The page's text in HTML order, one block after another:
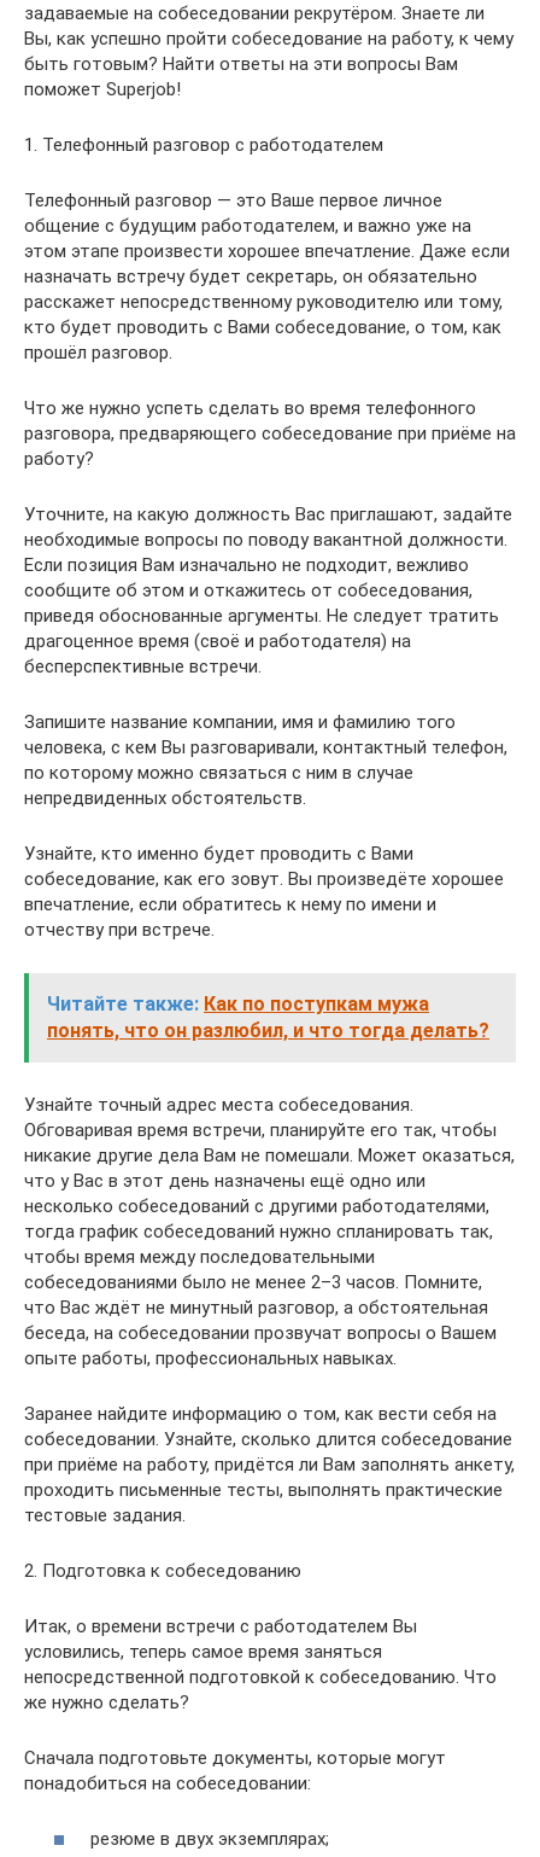
задаваемые на собеседовании рекрутёром. Знаете ли
Вы, как успешно пройти собеседование на работу, к чему
быть готовым? Найти ответы на эти вопросы Вам
поможет Superjob!
1. Телефонный разговор с работодателем
Телефонный разговор — это Ваше первое личное
общение с будущим работодателем, и важно уже на
этом этапе произвести хорошее впечатление. Даже если
назначать встречу будет секретарь, он обязательно
расскажет непосредственному руководителю или тому,
кто будет проводить с Вами собеседование, о том, как
прошёл разговор.
Что же нужно успеть сделать во время телефонного
разговора, предваряющего собеседование при приёме на
работу?
Уточните, на какую должность Вас приглашают, задайте
необходимые вопросы по поводу вакантной должности.
Если позиция Вам изначально не подходит, вежливо
сообщите об этом и откажитесь от собеседования,
приведя обоснованные аргументы. Не следует тратить
драгоценное время (своё и работодателя) на
бесперспективные встречи.
Запишите название компании, имя и фамилию того
человека, с кем Вы разговаривали, контактный телефон,
по которому можно связаться с ним в случае
непредвиденных обстоятельств.
Узнайте, кто именно будет проводить с Вами
собеседование, как его зовут. Вы произведёте хорошее
впечатление, если обратитесь к нему по имени и
отчеству при встрече.
Читайте также: Как по поступкам мужа
понять, что он разлюбил, и что тогда делать?
Узнайте точный адрес места собеседования.
Обговаривая время встречи, планируйте его так, чтобы
никакие другие дела Вам не помешали. Может оказаться,
что у Вас в этот день назначены ещё одно или
несколько собеседований с другими работодателями,
тогда график собеседований нужно спланировать так,
чтобы время между последовательными
собеседованиями было не менее 2–3 часов. Помните,
что Вас ждёт не минутный разговор, а обстоятельная
беседа, на собеседовании прозвучат вопросы о Вашем
опыте работы, профессиональных навыках.
Заранее найдите информацию о том, как вести себя на
собеседовании. Узнайте, сколько длится собеседование
при приёме на работу, придётся ли Вам заполнять анкету,
проходить письменные тесты, выполнять практические
тестовые задания.
2. Подготовка к собеседованию
Итак, о времени встречи с работодателем Вы
условились, теперь самое время заняться
непосредственной подготовкой к собеседованию. Что
же нужно сделать?
Сначала подготовьте документы, которые могут
понадобиться на собеседовании:
резюме в двух экземплярах;